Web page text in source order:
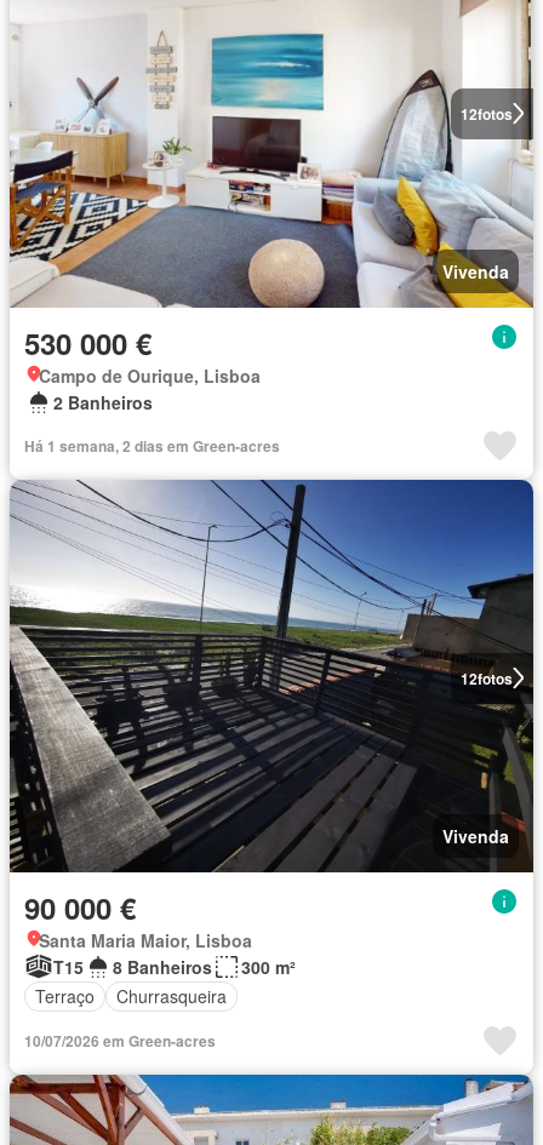
12fotos
Vivenda
530 000 €
Campo de Ourique, Lisboa
2 Banheiros
Há 1 semana, 2 dias em Green-acres
12fotos
Vivenda
90 000 €
Santa Maria Maior, Lisboa
T15
8 Banheiros
300 m²
Terraço
Churrasqueira
10/07/2026 em Green-acres